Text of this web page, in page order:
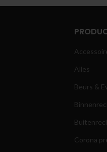
Alles
Beurs &
Corona